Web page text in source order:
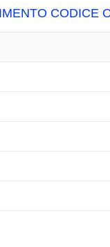
CODICE